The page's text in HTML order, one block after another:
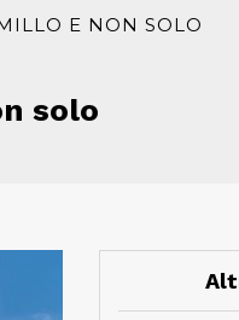
MILLO E NON SOLO
solo